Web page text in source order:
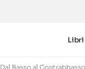
Dal Basso al